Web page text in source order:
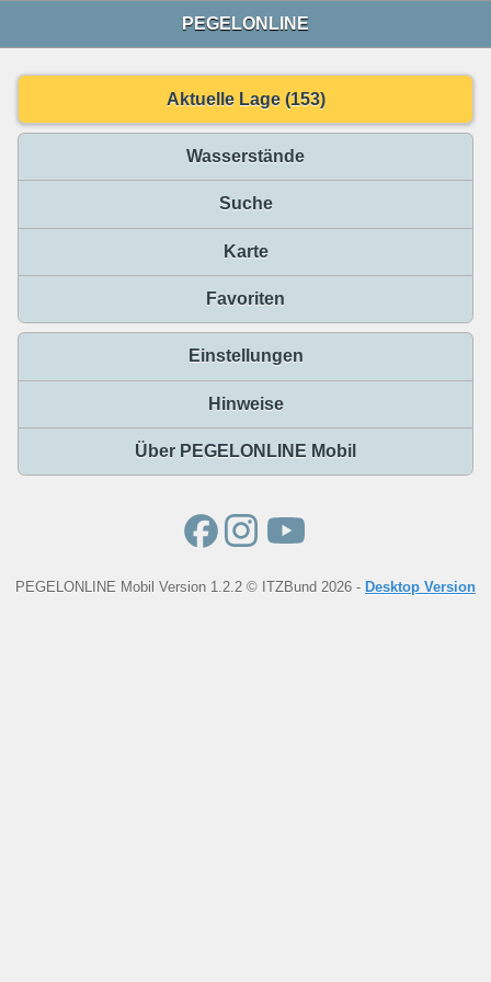
PEGELONLINE
Aktuelle Lage (153)
Wasserstände
Suche
Karte
Favoriten
Einstellungen
Hinweise
Über PEGELONLINE Mobil
PEGELONLINE Mobil Version 1.2.2 © ITZBund 2026 - Desktop Version